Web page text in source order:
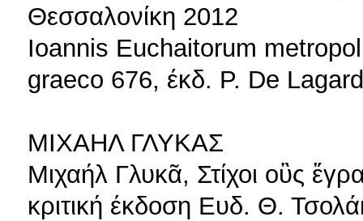
Θεσσαλονίκη 2012
Ioannis Euchaitorum
graeco 676, έκδ. P. De
ΜΙΧΑΗΛ ΓΛΥΚΑΣ
Μιχαήλ Γλυκᾶ, Στίχοι οὓς
κριτική έκδοση Ευδ. Θ.